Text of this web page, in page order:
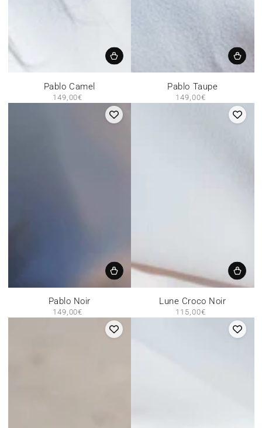
Pablo Camel
Prix
149,00€
Pablo Taupe
Prix
149,00€
Pablo Noir
Prix
149,00€
Lune Croco Noir
Prix
115,00€